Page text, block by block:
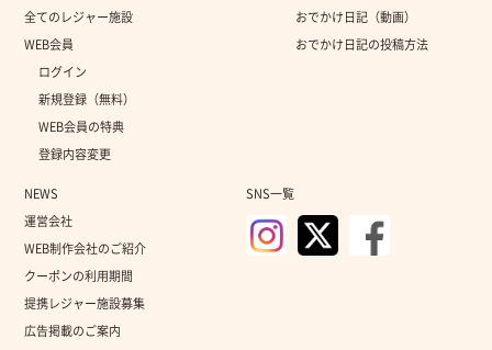
全てのレジャー施設
WEB会員
ログイン
新規登録（無料）
WEB会員の特典
登録内容変更
おでかけ日記（動画）
おでかけ日記の投稿方法
NEWS
運営会社
WEB制作会社のご紹介
クーポンの利用期間
提携レジャー施設募集
広告掲載のご案内
SNS一覧